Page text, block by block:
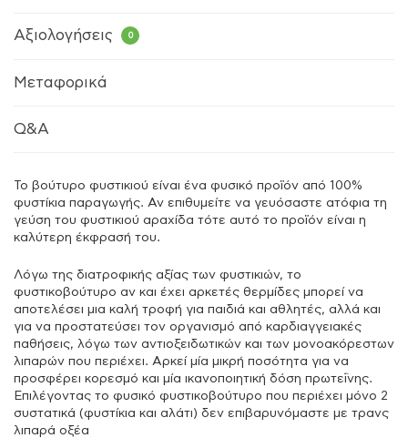
Αξιολογήσεις 0
Μεταφορικά
Q&A
Το βούτυρο φυστικιού είναι ένα φυσικό προϊόν από 100%
φυστίκια παραγωγής. Αν επιθυμείτε να γευόσαστε ατόφια τη
γεύση του φυστικιού αραχίδα τότε αυτό το προϊόν είναι η
καλύτερη έκφρασή του.
Λόγω της διατροφικής αξίας των φυστικιών, το
φυστικοβούτυρο αν και έχει αρκετές θερμίδες μπορεί να
αποτελέσει μια καλή τροφή για παιδιά και αθλητές, αλλά και
για να προστατεύσει τον οργανισμό από καρδιαγγειακές
παθήσεις, λόγω των αντιοξειδωτικών και των μονοακόρεστων
λιπαρών που περιέχει. Αρκεί μία μικρή ποσότητα για να
προσφέρει κορεσμό και μία ικανοποιητική δόση πρωτεΐνης.
Επιλέγοντας το φυσικό φυστικοβούτυρο που περιέχει μόνο 2
συστατικά (φυστίκια και αλάτι) δεν επιβαρυνόμαστε με τρανς
λιπαρά οξέα